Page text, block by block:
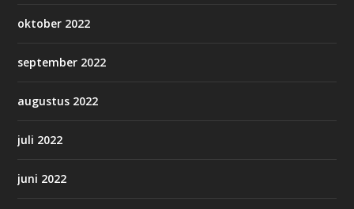
oktober 2022
september 2022
augustus 2022
juli 2022
juni 2022